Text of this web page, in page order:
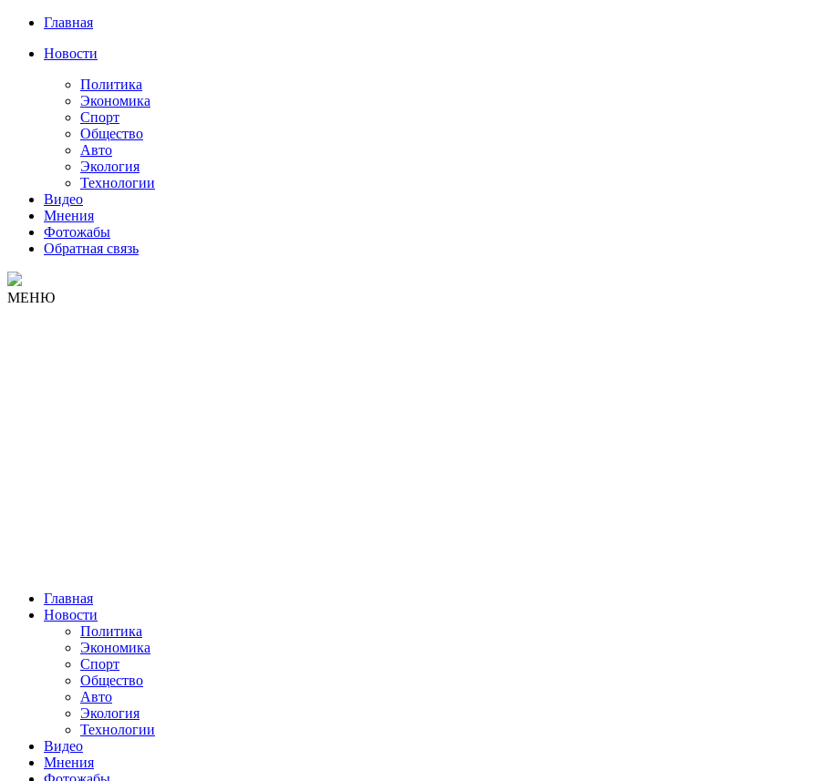
Главная
Новости
Политика
Экономика
Спорт
Общество
Авто
Экология
Технологии
Видео
Мнения
Фотожабы
Обратная связь
МЕНЮ
Главная
Новости
Политика
Экономика
Спорт
Общество
Авто
Экология
Технологии
Видео
Мнения